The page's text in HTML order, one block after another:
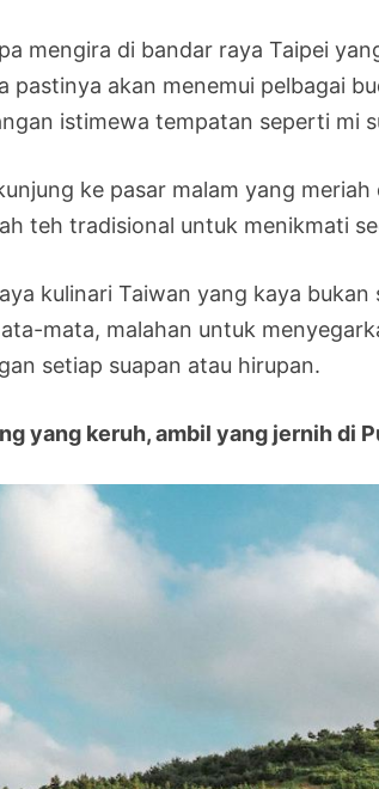
mengira di bandar raya Taipei
pastinya akan menemui pelbagai
istimewa tempatan seperti mi
ke pasar malam yang
teh tradisional untuk menikmati
kulinari Taiwan yang kaya
mata, malahan untuk
setiap suapan atau hirupan.
yang keruh, ambil yang jernih di